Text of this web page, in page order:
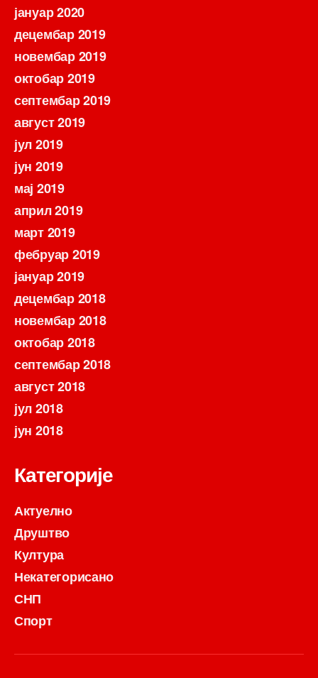
јануар 2020
децембар 2019
новембар 2019
октобар 2019
септембар 2019
август 2019
јул 2019
јун 2019
мај 2019
април 2019
март 2019
фебруар 2019
јануар 2019
децембар 2018
новембар 2018
октобар 2018
септембар 2018
август 2018
јул 2018
јун 2018
Категорије
Актуелно
Друштво
Култура
Некатегорисано
СНП
Спорт